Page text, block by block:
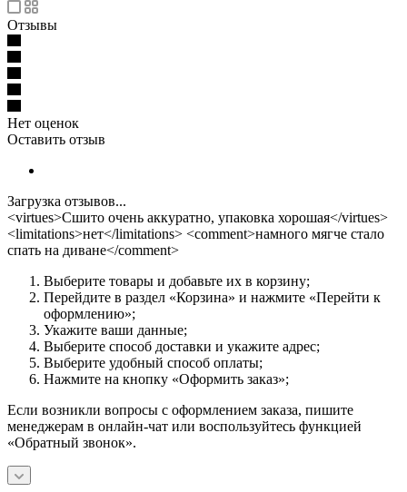
Отзывы
Нет оценок
Оставить отзыв
Загрузка отзывов...
<virtues>Сшито очень аккуратно, упаковка хорошая</virtues>
<limitations>нет</limitations> <comment>намного мягче стало
спать на диване</comment>
Выберите товары и добавьте их в корзину;
Перейдите в раздел «Корзина» и нажмите «Перейти к
оформлению»;
Укажите ваши данные;
Выберите способ доставки и укажите адрес;
Выберите удобный способ оплаты;
Нажмите на кнопку «Оформить заказ»;
Если возникли вопросы с оформлением заказа, пишите
менеджерам в онлайн-чат или воспользуйтесь функцией
«Обратный звонок».